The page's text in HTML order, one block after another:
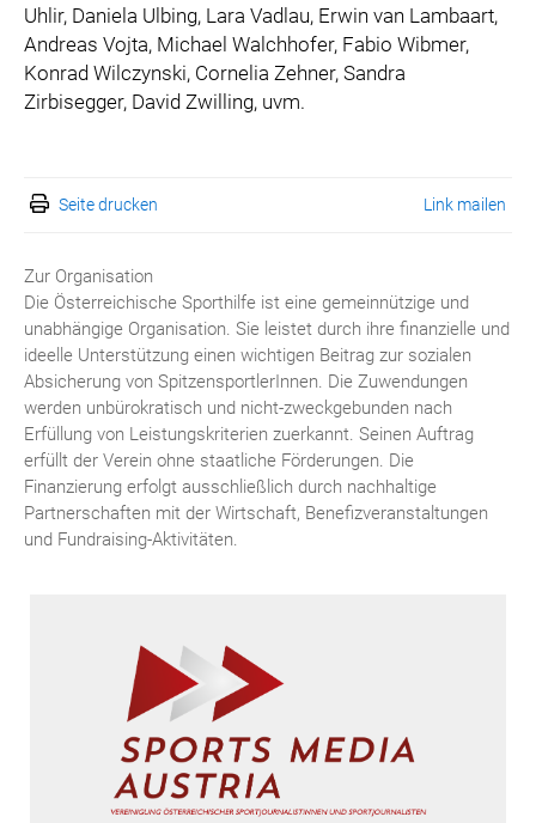
Uhlir, Daniela Ulbing, Lara Vadlau, Erwin van Lambaart,
Andreas Vojta, Michael Walchhofer, Fabio Wibmer,
Konrad Wilczynski, Cornelia Zehner, Sandra
Zirbisegger, David Zwilling, uvm.
Seite drucken Link mailen
Zur Organisation
Die Österreichische Sporthilfe ist eine gemeinnützige und
unabhängige Organisation. Sie leistet durch ihre finanzielle und
ideelle Unterstützung einen wichtigen Beitrag zur sozialen
Absicherung von SpitzensportlerInnen. Die Zuwendungen
werden unbürokratisch und nicht-zweckgebunden nach
Erfüllung von Leistungskriterien zuerkannt. Seinen Auftrag
erfüllt der Verein ohne staatliche Förderungen. Die
Finanzierung erfolgt ausschließlich durch nachhaltige
Partnerschaften mit der Wirtschaft, Benefizveranstaltungen
und Fundraising-Aktivitäten.